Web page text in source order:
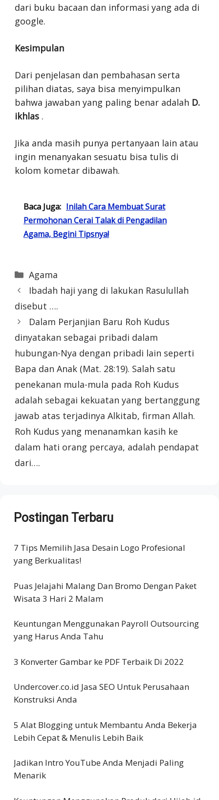
dari buku bacaan dan informasi yang ada di
google.
Kesimpulan
Dari penjelasan dan pembahasan serta
pilihan diatas, saya bisa menyimpulkan
bahwa jawaban yang paling benar adalah D.
ikhlas .
Jika anda masih punya pertanyaan lain atau
ingin menanyakan sesuatu bisa tulis di
kolom kometar dibawah.
Baca Juga: Inilah Cara Membuat Surat
Permohonan Cerai Talak di Pengadilan
Agama, Begini Tipsnya!
Categories
Agama
Ibadah haji yang di lakukan Rasulullah
disebut ….
Dalam Perjanjian Baru Roh Kudus
dinyatakan sebagai pribadi dalam
hubungan-Nya dengan pribadi lain seperti
Bapa dan Anak (Mat. 28:19). Salah satu
penekanan mula-mula pada Roh Kudus
adalah sebagai kekuatan yang bertanggung
jawab atas terjadinya Alkitab, firman Allah.
Roh Kudus yang menanamkan kasih ke
dalam hati orang percaya, adalah pendapat
dari….
Postingan Terbaru
7 Tips Memilih Jasa Desain Logo Profesional
yang Berkualitas!
Puas Jelajahi Malang Dan Bromo Dengan Paket
Wisata 3 Hari 2 Malam
Keuntungan Menggunakan Payroll Outsourcing
yang Harus Anda Tahu
3 Konverter Gambar ke PDF Terbaik Di 2022
Undercover.co.id Jasa SEO Untuk Perusahaan
Konstruksi Anda
5 Alat Blogging untuk Membantu Anda Bekerja
Lebih Cepat & Menulis Lebih Baik
Jadikan Intro YouTube Anda Menjadi Paling
Menarik